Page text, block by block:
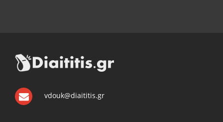
vdouk@diaititis.gr